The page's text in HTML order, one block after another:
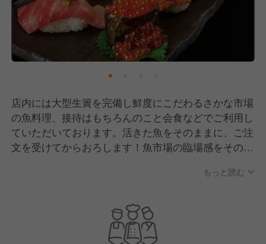
店内には大型生簀を完備し鮮度にこだわるさかな市場
の魚料理、接待はもちろんのこと会食などでご利用し
ていただいております。活きた魚をそのままに、ご注
文を受けてからおろします！魚市場の臨場感をそのま
もっと読む